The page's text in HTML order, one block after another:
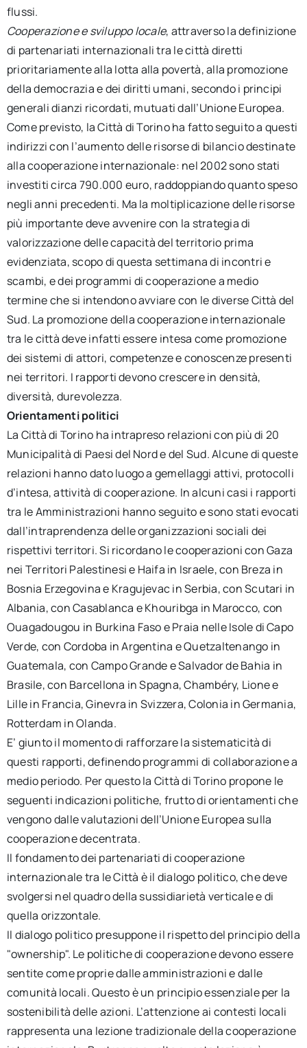
flussi.
Cooperazione e sviluppo locale, attraverso la definizione
di partenariati internazionali tra le città diretti
prioritariamente alla lotta alla povertà, alla promozione
della democrazia e dei diritti umani, secondo i principi
generali dianzi ricordati, mutuati dall’Unione Europea.
Come previsto, la Città di Torino ha fatto seguito a questi
indirizzi con l’aumento delle risorse di bilancio destinate
alla cooperazione internazionale: nel 2002 sono stati
investiti circa 790.000 euro, raddoppiando quanto speso
negli anni precedenti. Ma la moltiplicazione delle risorse
più importante deve avvenire con la strategia di
valorizzazione delle capacità del territorio prima
evidenziata, scopo di questa settimana di incontri e
scambi, e dei programmi di cooperazione a medio
termine che si intendono avviare con le diverse Città del
Sud. La promozione della cooperazione internazionale
tra le città deve infatti essere intesa come promozione
dei sistemi di attori, competenze e conoscenze presenti
nei territori. I rapporti devono crescere in densità,
diversità, durevolezza.
Orientamenti politici
La Città di Torino ha intrapreso relazioni con più di 20
Municipalità di Paesi del Nord e del Sud. Alcune di queste
relazioni hanno dato luogo a gemellaggi attivi, protocolli
d’intesa, attività di cooperazione. In alcuni casi i rapporti
tra le Amministrazioni hanno seguito e sono stati evocati
dall’intraprendenza delle organizzazioni sociali dei
rispettivi territori. Si ricordano le cooperazioni con Gaza
nei Territori Palestinesi e Haifa in Israele, con Breza in
Bosnia Erzegovina e Kragujevac in Serbia, con Scutari in
Albania, con Casablanca e Khouribga in Marocco, con
Ouagadougou in Burkina Faso e Praia nelle Isole di Capo
Verde, con Cordoba in Argentina e Quetzaltenango in
Guatemala, con Campo Grande e Salvador de Bahia in
Brasile, con Barcellona in Spagna, Chambéry, Lione e
Lille in Francia, Ginevra in Svizzera, Colonia in Germania,
Rotterdam in Olanda.
E’ giunto il momento di rafforzare la sistematicità di
questi rapporti, definendo programmi di collaborazione a
medio periodo. Per questo la Città di Torino propone le
seguenti indicazioni politiche, frutto di orientamenti che
vengono dalle valutazioni dell’Unione Europea sulla
cooperazione decentrata.
Il fondamento dei partenariati di cooperazione
internazionale tra le Città è il dialogo politico, che deve
svolgersi nel quadro della sussidiarietà verticale e di
quella orizzontale.
Il dialogo politico presuppone il rispetto del principio della
"ownership". Le politiche di cooperazione devono essere
sentite come proprie dalle amministrazioni e dalle
comunità locali. Questo è un principio essenziale per la
sostenibilità delle azioni. L’attenzione ai contesti locali
rappresenta una lezione tradizionale della cooperazione